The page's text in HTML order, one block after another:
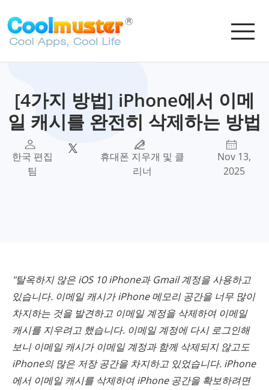
[4가지 방법] iPhone에서 이메
일 캐시를 완전히 삭제하는 방법
한국 편집
팀
휴대폰 지우개 및 클
리너
Nov 13,
2025
"탈옥하지 않은 iOS 10 iPhone과 Gmail 계정을 사용하고
있습니다. 이메일 캐시가 iPhone 메모리 공간을 너무 많이
차지하는 것을 발견하고 이메일 계정을 삭제하여 이메일
캐시를 지우려고 했습니다. 이메일 계정에 다시 로그인해
보니 이메일 캐시가 이메일 계정과 함께 삭제되지 않고도
iPhone의 많은 저장 공간을 차지하고 있었습니다. iPhone
에서 이메일 캐시를 삭제하여 iPhone 공간을 확보하려면